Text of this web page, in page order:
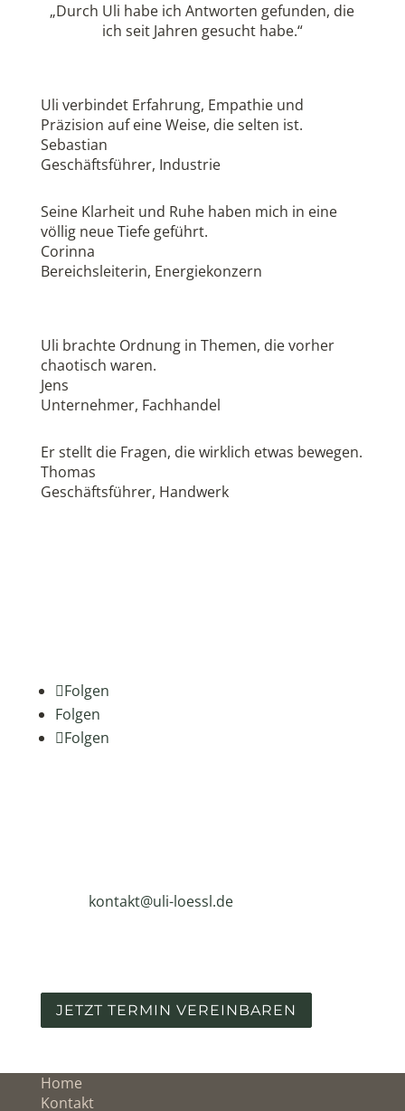
„Durch Uli habe ich Antworten gefunden, die
ich seit Jahren gesucht habe.“
Uli verbindet Erfahrung, Empathie und
Präzision auf eine Weise, die selten ist.
Sebastian
Geschäftsführer, Industrie
Seine Klarheit und Ruhe haben mich in eine
völlig neue Tiefe geführt.
Corinna
Bereichsleiterin, Energiekonzern
Uli brachte Ordnung in Themen, die vorher
chaotisch waren.
Jens
Unternehmer, Fachhandel
Er stellt die Fragen, die wirklich etwas bewegen.
Thomas
Geschäftsführer, Handwerk
Folgen
Folgen
Folgen
kontakt@uli-loessl.de
JETZT TERMIN VEREINBAREN
Home
Kontakt